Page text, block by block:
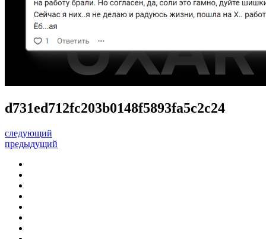
d731ed712fc203b0148f5893fa5c2c24
следующий
предыдущий